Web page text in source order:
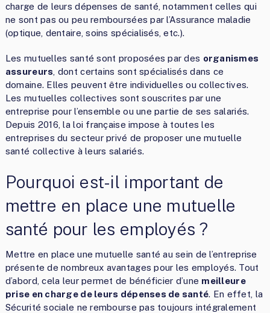
charge de leurs dépenses de santé, notamment celles qui
ne sont pas ou peu remboursées par l’Assurance maladie
(optique, dentaire, soins spécialisés, etc.).
Les mutuelles santé sont proposées par des organismes
assureurs , dont certains sont spécialisés dans ce
domaine. Elles peuvent être individuelles ou collectives.
Les mutuelles collectives sont souscrites par une
entreprise pour l’ensemble ou une partie de ses salariés.
Depuis 2016, la loi française impose à toutes les
entreprises du secteur privé de proposer une mutuelle
santé collective à leurs salariés.
Pourquoi est-il important de
mettre en place une mutuelle
santé pour les employés ?
Mettre en place une mutuelle santé au sein de l’entreprise
présente de nombreux avantages pour les employés. Tout
d’abord, cela leur permet de bénéficier d’une meilleure
prise en charge de leurs dépenses de santé. En effet, la
Sécurité sociale ne rembourse pas toujours intégralement